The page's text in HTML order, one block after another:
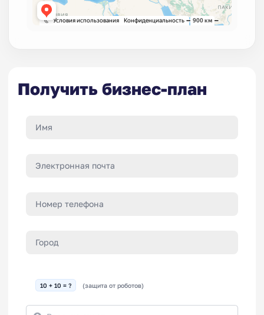
Получить бизнес-план
10 + 10 = ? (защита от роботов)